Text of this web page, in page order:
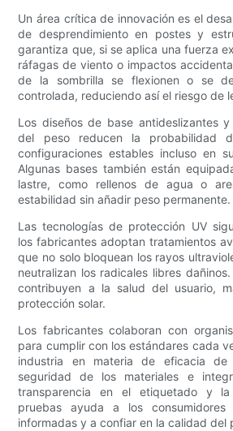
Un área crítica de innovación es el
de desprendimiento en postes y
garantiza que, si se aplica una fuerza
ráfagas de viento o impactos
de la sombrilla se flexionen o se
controlada, reduciendo así el riesgo de
Los diseños de base antideslizantes
del peso reducen la probabilidad
configuraciones estables incluso en
Algunas bases también están
lastre, como rellenos de agua o
estabilidad sin añadir peso permanente.
Las tecnologías de protección UV
los fabricantes adoptan tratamientos
que no solo bloquean los rayos
neutralizan los radicales libres
contribuyen a la salud del usuario,
protección solar.
Los fabricantes colaboran con
para cumplir con los estándares cada
industria en materia de eficacia de
seguridad de los materiales e
transparencia en el etiquetado y
pruebas ayuda a los
informadas y a confiar en la calidad del